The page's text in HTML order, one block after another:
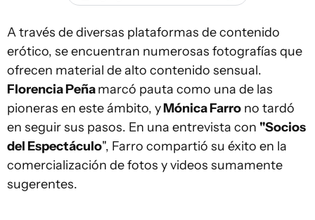
A través de diversas plataformas de contenido
erótico, se encuentran numerosas fotografías que
ofrecen material de alto contenido sensual.
Florencia Peñamarcó pauta como una de las
pioneras en este ámbito, yMónica Farro no tardó
en seguir sus pasos. En una entrevista con "Socios
del Espectáculo", Farro compartió su éxito en la
comercialización de fotos y videos sumamente
sugerentes.